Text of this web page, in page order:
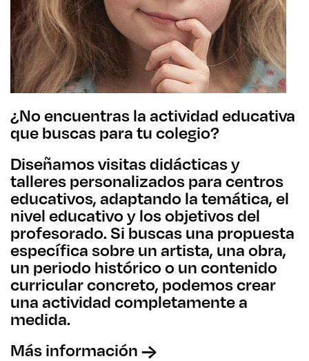
¿No encuentras la actividad educativa
que buscas para tu colegio?
Diseñamos visitas didácticas y
talleres personalizados para centros
educativos, adaptando la temática, el
nivel educativo y los objetivos del
profesorado. Si buscas una propuesta
específica sobre un artista, una obra,
un periodo histórico o un contenido
curricular concreto, podemos crear
una actividad completamente a
medida.
Más información